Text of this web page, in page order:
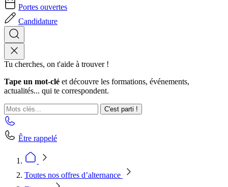
Portes ouvertes
Candidature
Tu cherches, on t'aide à trouver !
Tape un mot-clé et découvre les formations, événements,
actualités... qui te correspondent.
C'est parti !
Être rappelé
Toutes nos offres d’alternance